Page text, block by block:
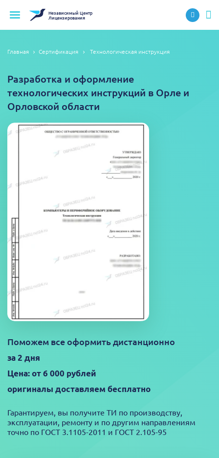
НезависимыйЦентр
Лицензирования
Главная Сертификация Технологическая инструкция
Разработка и оформление
технологических инструкций в Орле и
Орловской области
Поможем все оформить дистанционно
за 2 дня
Цена: от 6 000 рублей
оригиналы доставляем бесплатно
Гарантируем, вы получите ТИ по производству,
эксплуатации, ремонту и по другим направлениям
точно по ГОСТ 3.1105-2011 и ГОСТ 2.105-95